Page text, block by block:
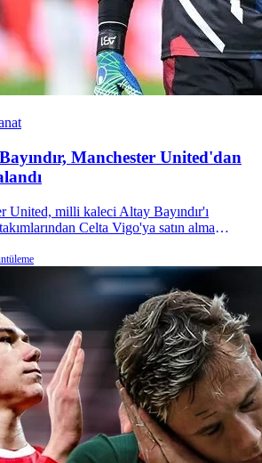
Manchester United'dan
United, milli kaleci Altay Bayındır'ı
Celta Vigo'ya satın alma